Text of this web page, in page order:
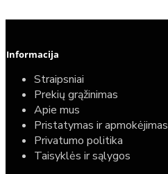
Informacija
Straipsniai
Prekių grąžinimas
Apie mus
Pristatymas ir apmokėjimas
Privatumo politika
Taisyklės ir sąlygos